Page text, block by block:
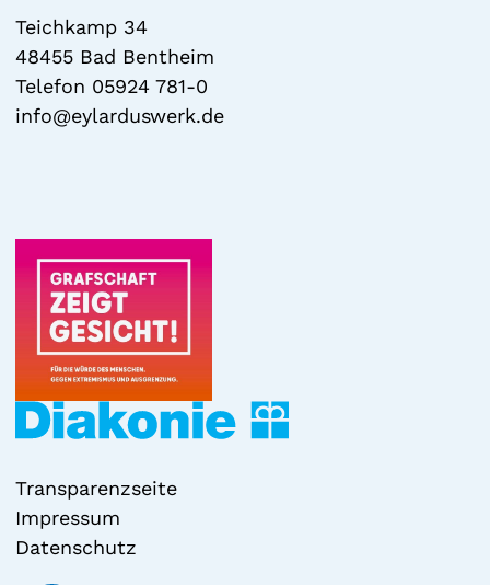
Teichkamp 34
48455 Bad Bentheim
Telefon 05924 781-0
info@eylarduswerk.de
Transparenzseite
Impressum
Datenschutz